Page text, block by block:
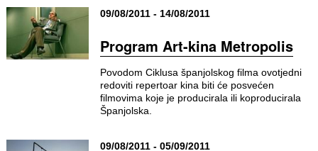
09/08/2011 - 14/08/2011
Program Art-kina Metropolis
Povodom Ciklusa španjolskog filma ovotjedni
redoviti repertoar kina biti će posvećen
filmovima koje je producirala ili koproducirala
Španjolska.
09/08/2011 - 05/09/2011